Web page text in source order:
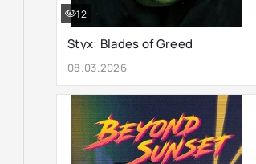
Styx: Blades of Greed
08.03.2026
12